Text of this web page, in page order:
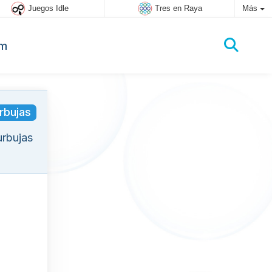
Juegos Idle Tres en Raya Más